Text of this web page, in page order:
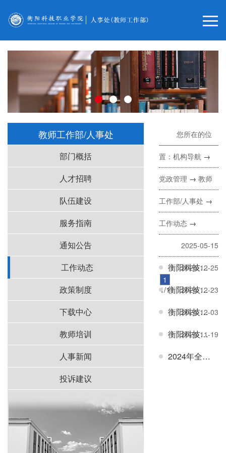
教师工作部/人事处
部门概括
人才招聘
队伍建设
服务指南
通知公告
工作动态
政策制度
下载中心
教师培训
人事新闻
投诉建议
您所在的位
置： 机构导航 →
党政管理 → 教师
工作部/人事处 →
工作动态 →
工作动态
2025-05-15
衡阳科技职业学院赴邵阳学院开展本科、研究生专场招聘会
2024-12-25
衡阳科技职业学院赴衡阳师范学院参加物电类、硕士毕业生专场招聘会
2024-12-23
衡阳科技职业学院赴湖南第一师范学院参加双选会
2024-12-03
衡阳科技职业学院赴吉首大学参加2025届师范类毕业生供需见面会
2024-11-19
2024年全体专任教师座谈会总结报告
1
1/1